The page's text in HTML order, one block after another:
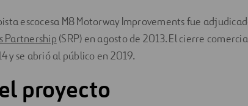
escocesa M8 Motorway Improvements fue
Partnership (SRP) en agosto de 2013. El cierre
y se abrió al público en 2019.
proyecto